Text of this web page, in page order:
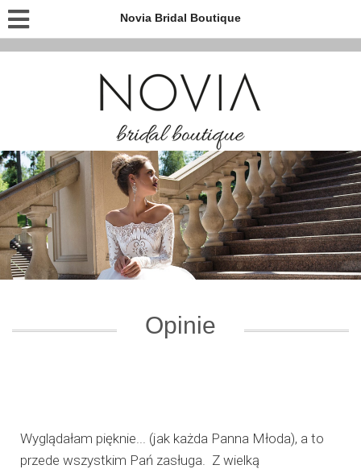
Novia Bridal Boutique
Opinie
Wyglądałam pięknie... (jak każda Panna Młoda), a to
przede wszystkim Pań zasługa. Z wielką